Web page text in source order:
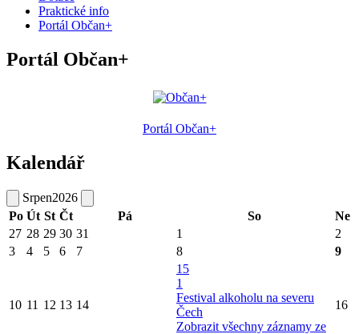
Praktické info
Portál Občan+
Portál Občan+
Portál Občan+
Kalendář
Srpen2026
Po Út St Čt Pá So
Ne
27 28 29 30 31 1
2
3
4 5 6 7 8 9
10 11 12 13 14
15
1
Festival alkoholu na severu
Čech
Zobrazit všechny záznamy ze
16